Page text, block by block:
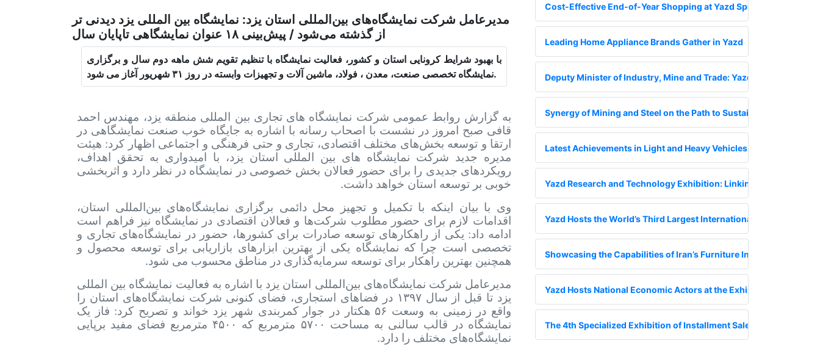
مدیرعامل شرکت نمایشگاه‌های بین‌المللی استان یزد: نمایشگاه بین المللی یزد دیدنی تر
از گذشته می‌شود / پیش‌بینی ۱۸ عنوان نمایشگاهی تاپایان سال
با بهبود شرایط کرونایی استان و کشور، فعالیت نمایشگاه با تنظیم تقویم شش ماهه دوم سال و برگزاری
نمایشگاه تخصصی صنعت، معدن ، فولاد، ماشین آلات و تجهیزات وابسته در روز ۳۱ شهریور آغاز می شود.
به گزارش روابط عمومی شرکت نمایشگاه های تجاری بین المللی منطقه یزد، مهندس احمد
قافی صبح امروز در نشست با اصحاب رسانه با اشاره به جایگاه خوب صنعت نمایشگاهی در
ارتقا و توسعه بخش‌های مختلف اقتصادی، تجاری و حتی فرهنگی و اجتماعی اظهار کرد: هیئت
مدیره جدید شرکت نمایشگاه های بین المللی استان یزد، با امیدواری به تحقق اهداف،
رویکردهای جدیدی را برای حضور فعالان بخش خصوصی در نمایشگاه در نظر دارد و اثربخشی
خوبی بر توسعه استان خواهد داشت.
وی با بیان اینکه با تکمیل و تجهیز محل دائمی برگزاری نمایشگاه‌های بین‌المللی استان،
اقدامات لازم برای حضور مطلوب شرکت‌ها و فعالان اقتصادی در نمایشگاه نیز فراهم است
ادامه داد: یکی از راهکارهای توسعه صادرات برای کشورها، حضور در نمایشگاه‌های تجاری و
تخصصی است چرا که نمایشگاه یکی از بهترین ابزارهای بازاریابی برای توسعه محصول و
همچنین بهترین راهکار برای توسعه سرمایه‌گذاری در مناطق محسوب می شود.
مدیرعامل شرکت نمایشگاه‌های بین‌المللی استان یزد با اشاره به فعالیت نمایشگاه بین المللی
یزد تا قبل از سال۱۳۹۷ در فضاهای استجاری، فضای کنونی شرکت نمایشگاه‌های استان را
واقع در زمینی به وسعت ۵۶ هکتار در جوار کمربندی شهر یزد خواند و تصریح کرد: فاز یک
نمایشگاه در قالب سالنی به مساحت
۵۷۰۰ مترمربع که ۴۵۰۰ مترمربع فضای مفید برپایی
نمایشگاه‌های مختلف را دارد.
Cost-Effective End-of-Year Shopping at Yazd Spring Sale
Leading Home Appliance Brands Gather in Yazd
Deputy Minister of Industry, Mine and Trade: Yazd Mining
Synergy of Mining and Steel on the Path to Sustainable
Latest Achievements in Light and Heavy Vehicles at Yazd
Yazd Research and Technology Exhibition: Linking Knowledge,
Yazd Hosts the World’s Third Largest International Ceramic Tile
Showcasing the Capabilities of Iran’s Furniture Industry in Yazd
Yazd Hosts National Economic Actors at the Exhibition on
The 4th Specialized Exhibition of Installment Sales of Goods; A